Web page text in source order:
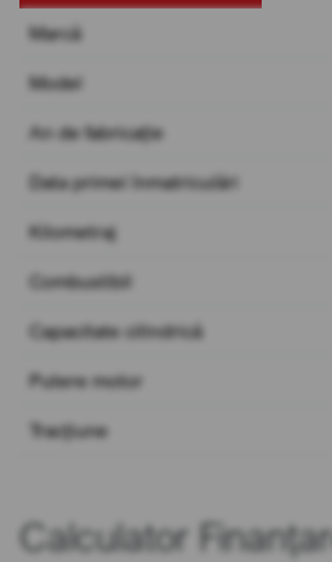
Marcă
Model
An de fabricație
Data primei înmatriculări
Kilometraj
Combustibil
Capacitate cilindrică
Putere motor
Tracțiune
Calculator